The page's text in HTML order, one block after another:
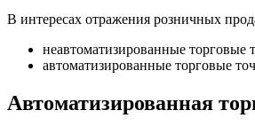
В интересах отражения розничных
неавтоматизированные торговые
автоматизированные торговые
Автоматизированная